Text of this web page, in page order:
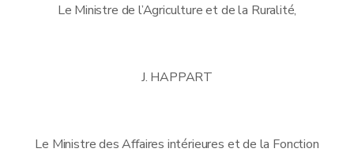
Le Ministre de l’Agriculture et de la Ruralité,
J. HAPPART
Le Ministre des Affaires intérieures et de la Fonction